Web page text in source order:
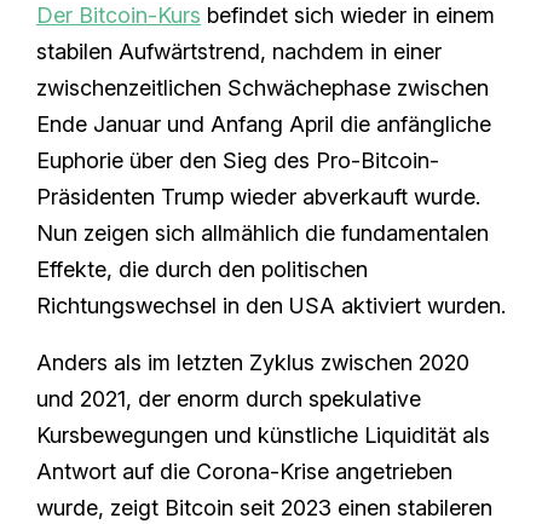
Der Bitcoin-Kurs befindet sich wieder in einem
stabilen Aufwärtstrend, nachdem in einer
zwischenzeitlichen Schwächephase zwischen
Ende Januar und Anfang April die anfängliche
Euphorie über den Sieg des Pro-Bitcoin-
Präsidenten Trump wieder abverkauft wurde.
Nun zeigen sich allmählich die fundamentalen
Effekte, die durch den politischen
Richtungswechsel in den USA aktiviert wurden.
Anders als im letzten Zyklus zwischen 2020
und 2021, der enorm durch spekulative
Kursbewegungen und künstliche Liquidität als
Antwort auf die Corona-Krise angetrieben
wurde, zeigt Bitcoin seit 2023 einen stabileren